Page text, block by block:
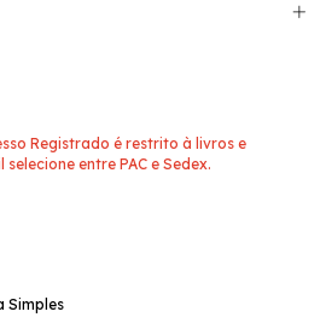
Registrado é restrito à livros e
entre PAC e Sedex.
Simples